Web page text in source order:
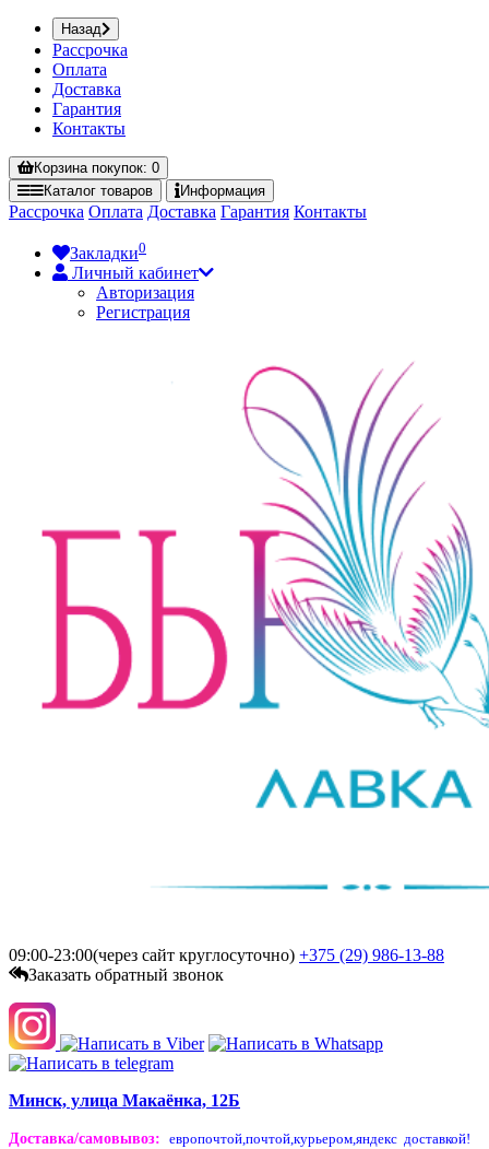
Назад
Рассрочка
Оплата
Доставка
Гарантия
Контакты
Корзинапокупок: 0
Каталог товаров Информация
Рассрочка Оплата Доставка Гарантия Контакты
Закладки0
Личный кабинет
Авторизация
Регистрация
09:00-23:00(через сайт круглосуточно) +375 (29) 986-13-88
Заказать обратный звонок
Минск, улица Макаёнка, 12Б
Доставка/самовывоз: европочтой,почтой,курьером,яндекс доставкой!